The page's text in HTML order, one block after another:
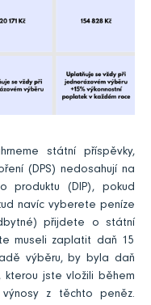
státní příspěvky,
(DPS) nedosahují na
produktu (DIP), pokud
navíc vyberete peníze
přijdete o státní
museli zaplatit daň 15
výběru, by byla daň
kterou jste vložili během
z těchto peněz.